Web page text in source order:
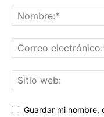
Guardar mi nombre,